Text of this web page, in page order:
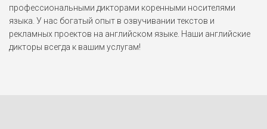
профессиональными дикторами коренными носителями
языка. У нас богатый опыт в озвучивании текстов и
рекламных проектов на английском языке. Наши английские
дикторы всегда к вашим услугам!